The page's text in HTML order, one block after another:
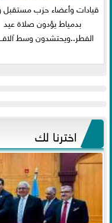
قيادات وأعضاء حزب
بدمياط يؤدون صلاة عيد
الفطر..ويحتشدون وسط
اخترنا لك